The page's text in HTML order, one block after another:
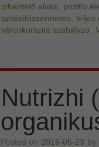
pihentető alvás, pozitív
tartósítószermetes, teljes
vércukorszint szabályzó ,
Nutrizhi
Posted on 2016-05-23 by